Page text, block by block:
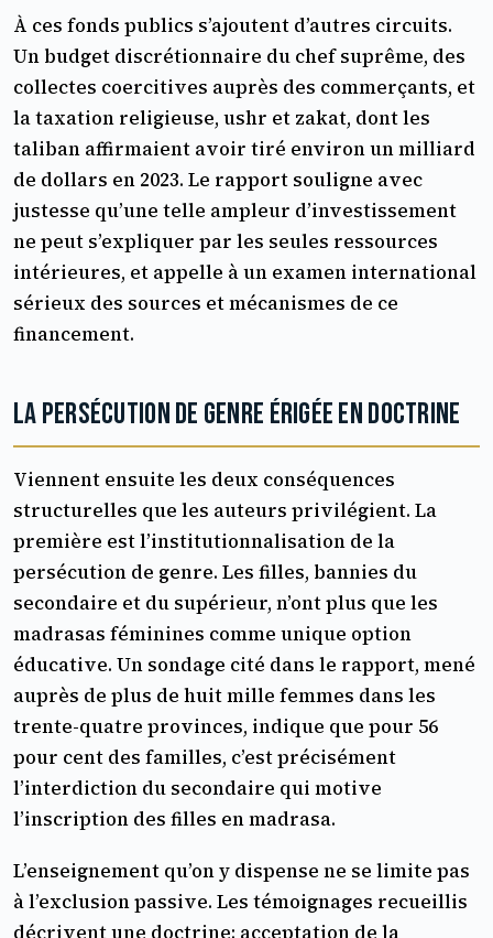
À ces fonds publics s’ajoutent d’autres circuits.
Un budget discrétionnaire du chef suprême, des
collectes coercitives auprès des commerçants, et
la taxation religieuse, ushr et zakat, dont les
taliban affirmaient avoir tiré environ un milliard
de dollars en 2023. Le rapport souligne avec
justesse qu’une telle ampleur d’investissement
ne peut s’expliquer par les seules ressources
intérieures, et appelle à un examen international
sérieux des sources et mécanismes de ce
financement.
La persécution de genre érigée en doctrine
Viennent ensuite les deux conséquences
structurelles que les auteurs privilégient. La
première est l’institutionnalisation de la
persécution de genre. Les filles, bannies du
secondaire et du supérieur, n’ont plus que les
madrasas féminines comme unique option
éducative. Un sondage cité dans le rapport, mené
auprès de plus de huit mille femmes dans les
trente-quatre provinces, indique que pour 56
pour cent des familles, c’est précisément
l’interdiction du secondaire qui motive
l’inscription des filles en madrasa.
L’enseignement qu’on y dispense ne se limite pas
à l’exclusion passive. Les témoignages recueillis